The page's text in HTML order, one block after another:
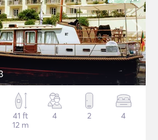
41 ft
12 m
4 2 4